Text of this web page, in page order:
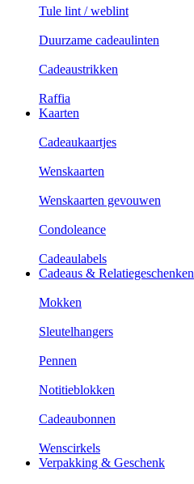
Tule lint / weblint
Duurzame cadeaulinten
Cadeaustrikken
Raffia
Kaarten
Cadeaukaartjes
Wenskaarten
Wenskaarten gevouwen
Condoleance
Cadeaulabels
Cadeaus & Relatiegeschenken
Mokken
Sleutelhangers
Pennen
Notitieblokken
Cadeaubonnen
Wenscirkels
Verpakking & Geschenk